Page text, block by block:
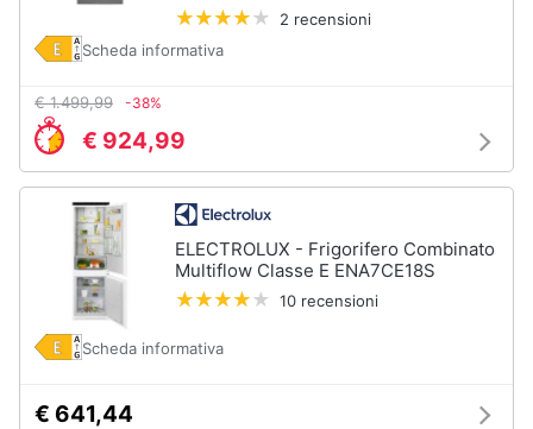
2 recensioni
Scheda informativa
€ 1.499,99 -38%
€ 924,99
ELECTROLUX - Frigorifero Combinato
Multiflow Classe E ENA7CE18S
10 recensioni
Scheda informativa
€ 641,44